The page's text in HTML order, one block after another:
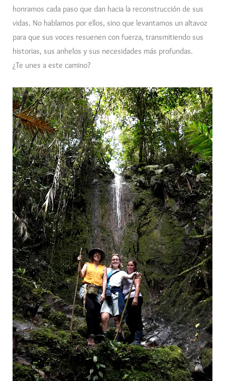
honramos cada paso que dan hacia la reconstrucción de sus
vidas. No hablamos por ellos, sino que levantamos un altavoz
para que sus voces resuenen con fuerza, transmitiendo sus
historias, sus anhelos y sus necesidades más profundas.
¿Te unes a este camino?